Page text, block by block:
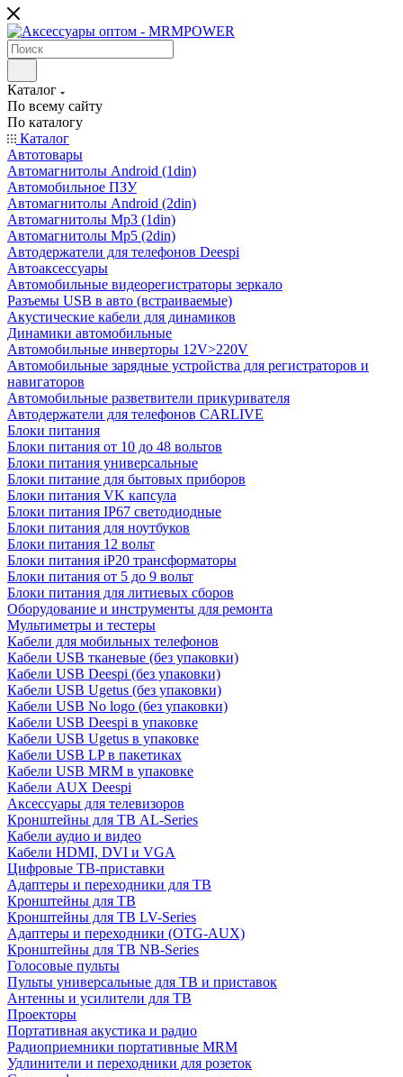
Каталог
По всему сайту
По каталогу
Каталог
Автотовары
Автомагнитолы Android (1din)
Автомобильное ПЗУ
Автомагнитолы Android (2din)
Автомагнитолы Mp3 (1din)
Автомагнитолы Mp5 (2din)
Автодержатели для телефонов Deespi
Автоаксессуары
Автомобильные видеорегистраторы зеркало
Разъемы USB в авто (встраиваемые)
Акустические кабели для динамиков
Динамики автомобильные
Автомобильные инверторы 12V>220V
Автомобильные зарядные устройства для регистраторов и
навигаторов
Автомобильные разветвители прикуривателя
Автодержатели для телефонов CARLIVE
Блоки питания
Блоки питания от 10 до 48 вольтов
Блоки питания универсальные
Блоки питание для бытовых приборов
Блоки питания VK капсула
Блоки питания IP67 светодиодные
Блоки питания для ноутбуков
Блоки питания 12 вольт
Блоки питания iP20 трансформаторы
Блоки питания от 5 до 9 вольт
Блоки питания для литиевых сборов
Оборудование и инструменты для ремонта
Мультиметры и тестеры
Кабели для мобильных телефонов
Кабели USB тканевые (без упаковки)
Кабели USB Deespi (без упаковки)
Кабели USB Ugetus (без упаковки)
Кабели USB No logo (без упаковки)
Кабели USB Deespi в упаковке
Кабели USB Ugetus в упаковке
Кабели USB LP в пакетиках
Кабели USB MRM в упаковке
Кабели AUX Deespi
Аксессуары для телевизоров
Кронштейны для ТВ AL-Series
Кабели аудио и видео
Кабели HDMI, DVI и VGA
Цифровые ТВ-приставки
Адаптеры и переходники для ТВ
Кронштейны для ТВ
Кронштейны для ТВ LV-Series
Адаптеры и переходники (OTG-AUX)
Кронштейны для ТВ NB-Series
Голосовые пульты
Пульты универсальные для ТВ и приставок
Антенны и усилители для ТВ
Проекторы
Портативная акустика и радио
Радиоприемники портативные MRM
Удлинители и переходники для розеток